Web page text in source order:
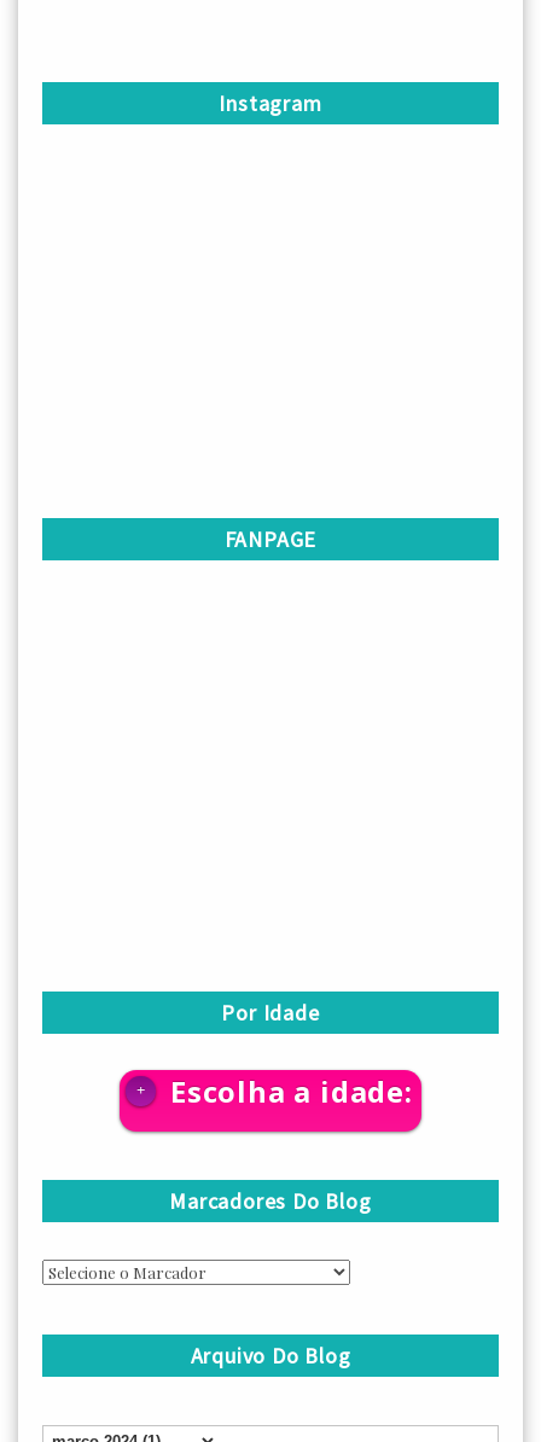
Instagram
FANPAGE
Por Idade
+ Escolha a idade:
Marcadores Do Blog
Arquivo Do Blog